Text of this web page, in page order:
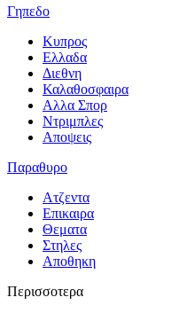
Γηπεδο
Κυπρος
Ελλαδα
Διεθνη
Καλαθοσφαιρα
Αλλα Σπορ
Ντριμπλες
Αποψεις
Παραθυρο
Ατζεντα
Επικαιρα
Θεματα
Στηλες
Αποθηκη
Περισσοτερα